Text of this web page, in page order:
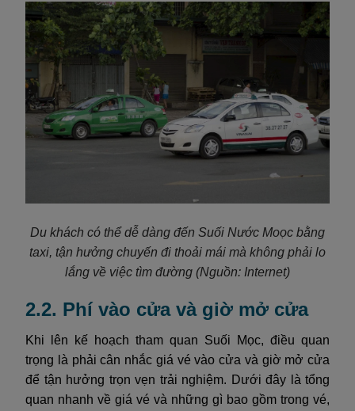
Du khách có thể dễ dàng đến Suối Nước Moọc bằng
taxi, tận hưởng chuyến đi thoải mái mà không phải lo
lắng về việc tìm đường (Nguồn: Internet)
2.2. Phí vào cửa và giờ mở cửa
Khi lên kế hoạch tham quan Suối Mọc, điều quan
trọng là phải cân nhắc giá vé vào cửa và giờ mở cửa
để tận hưởng trọn vẹn trải nghiệm. Dưới đây là tổng
quan nhanh về giá vé và những gì bao gồm trong vé,